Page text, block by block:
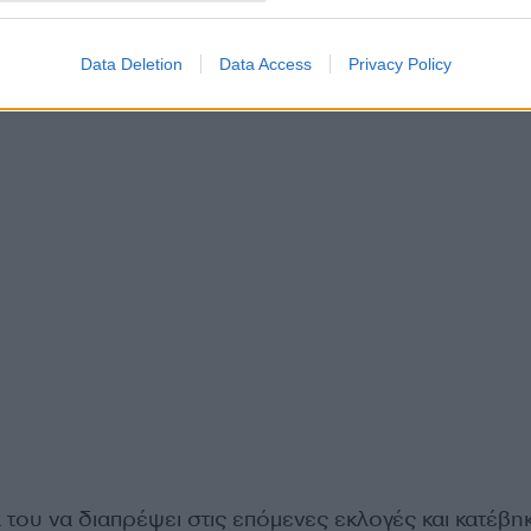
Data Deletion Data Access Privacy Policy
να διαπρέψει στις επόμενες εκλογές και